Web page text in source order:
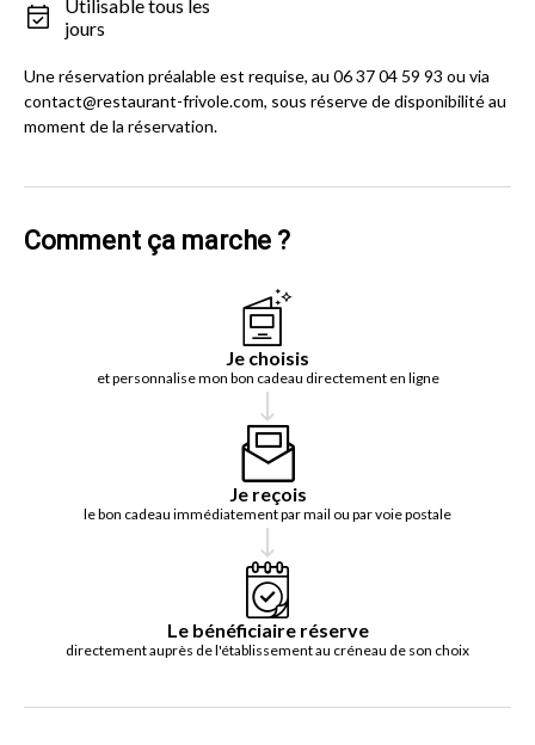
Utilisable tous les
jours
Une réservation préalable est requise, au 06 37 04 59 93 ou via
contact@restaurant-frivole.com, sous réserve de disponibilité au
moment de la réservation.
Comment ça marche ?
Je choisis
et personnalise mon bon cadeau directement en ligne
Je reçois
le bon cadeau immédiatement par mail ou par voie postale
Le bénéficiaire réserve
directement auprès de l'établissement au créneau de son choix